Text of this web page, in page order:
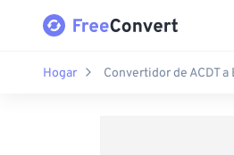
Hogar Convertidor de ACDT a